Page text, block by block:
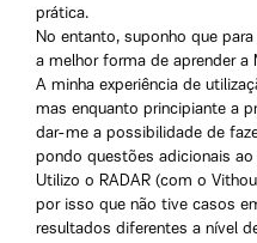
prática.
No entanto, suponho que
a melhor forma de aprender a
A minha experiência de
mas enquanto principiante a
dar-me a possibilidade de
pondo questões adicionais
Utilizo o RADAR (com o
por isso que não tive casos
resultados diferentes a nível